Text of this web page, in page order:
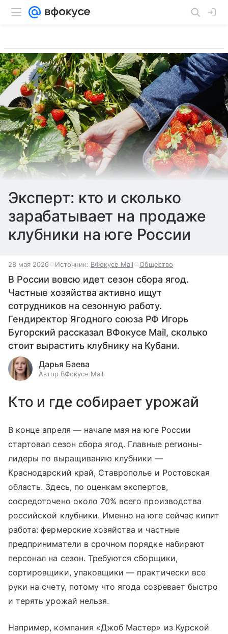
Эксперт: кто и сколько
зарабатывает на продаже
клубники на юге России
28 мая 2026 Источник: ВФокусе Mail Общество
В России вовсю идет сезон сбора ягод.
Частные хозяйства активно ищут
сотрудников на сезонную работу.
Гендиректор Ягодного союза РФ Игорь
Бугорский рассказал ВФокусе Mail, сколько
стоит вырастить клубнику на Кубани.
Дарья Баева
Автор ВФокусе Mail
Кто и где собирает урожай
В конце апреля — начале мая на юге России
стартовал сезон сбора ягод. Главные регионы-
лидеры по выращиванию клубники —
Краснодарский край, Ставрополье и Ростовская
область. Здесь, по оценкам экспертов,
сосредоточено около 70% всего производства
российской клубники. Именно на юге сейчас кипит
работа: фермерские хозяйства и частные
предприниматели в срочном порядке набирают
персонал на сезон. Требуются сборщики,
сортировщики, упаковщики — практически все
руки на счету, потому что ягода созревает быстро
и терять урожай нельзя.
Например, компания «Джоб Мастер» из Курской